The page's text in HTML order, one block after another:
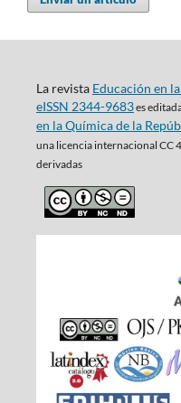
La revista Educación en
eISSN 2344-9683es
en la Química de la
una licencia internacional CC
derivadas